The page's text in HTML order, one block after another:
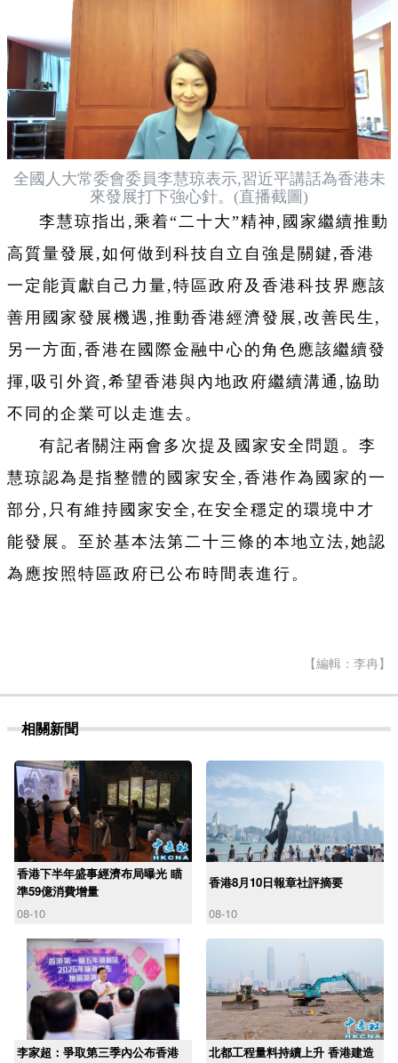
全國人大常委會委員李慧琼表示,習近平講話為香港未
來發展打下強心針。(直播截圖)
李慧琼指出,乘着“二十大”精神,國家繼續推動
高質量發展,如何做到科技自立自強是關鍵,香港
一定能貢獻自己力量,特區政府及香港科技界應該
善用國家發展機遇,推動香港經濟發展,改善民生,
另一方面,香港在國際金融中心的角色應該繼續發
揮,吸引外資,希望香港與內地政府繼續溝通,協助
不同的企業可以走進去。
有記者關注兩會多次提及國家安全問題。李
慧琼認為是指整體的國家安全,香港作為國家的一
部分,只有維持國家安全,在安全穩定的環境中才
能發展。至於基本法第二十三條的本地立法,她認
為應按照特區政府已公布時間表進行。
【編輯：李冉】
相關新聞
香港下半年盛事經濟布局曝光 瞄
準59億消費增量
08-10
香港8月10日報章社評摘要
08-10
李家超：爭取第三季內公布香港
北都工程量料持續上升 香港建造